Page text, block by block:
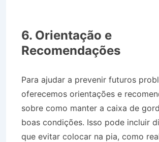
6. Orientação e
Recomendações
Para ajudar a prevenir futuros
oferecemos orientações e
sobre como manter a caixa de
boas condições. Isso pode incluir
que evitar colocar na pia, como